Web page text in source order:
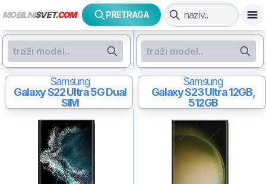
MOBILNISVET.COM PRETRAGA
Samsung
Galaxy S22 Ultra 5GDual
SIM
Samsung
Galaxy S23 Ultra12GB,
512GB